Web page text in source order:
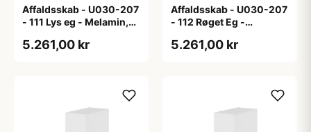
Affaldsskab - U030-207
- 111 Lys eg - Melamin,
5.261,00 kr
Affaldsskab - U030-207
- 112 Røget Eg -
5.261,00 kr